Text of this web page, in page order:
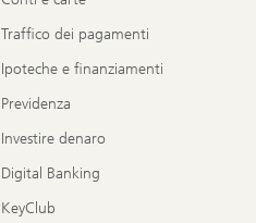
Traffico dei pagamenti
Ipoteche e finanziamenti
Previdenza
Investire denaro
Digital Banking
KeyClub